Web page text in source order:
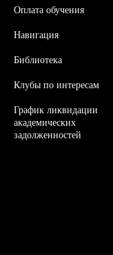
Оплата обучения
Навигация
Библиотека
Клубы по интересам
График ликвидации
академических
задолженностей